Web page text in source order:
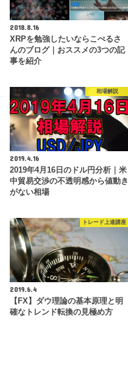
2018.8.16
XRPを勉強したいならこぺるさ
んのブログ｜おススメの3つの記
事を紹介
相場解説
2019.4.16
2019年4月16日のドル円分析｜米
中貿易交渉の不透明感から値動き
がない相場
トレード上達講座
2019.6.4
【FX】ダウ理論の基本原理と明
確なトレンド転換の見極め方